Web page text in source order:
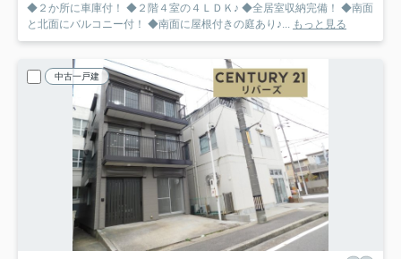
◆２か所に車庫付！ ◆２階４室の４ＬＤＫ♪ ◆全居室収納完備！ ◆南面
と北面にバルコニー付！ ◆南面に屋根付きの庭あり♪... もっと見る
中古一戸建